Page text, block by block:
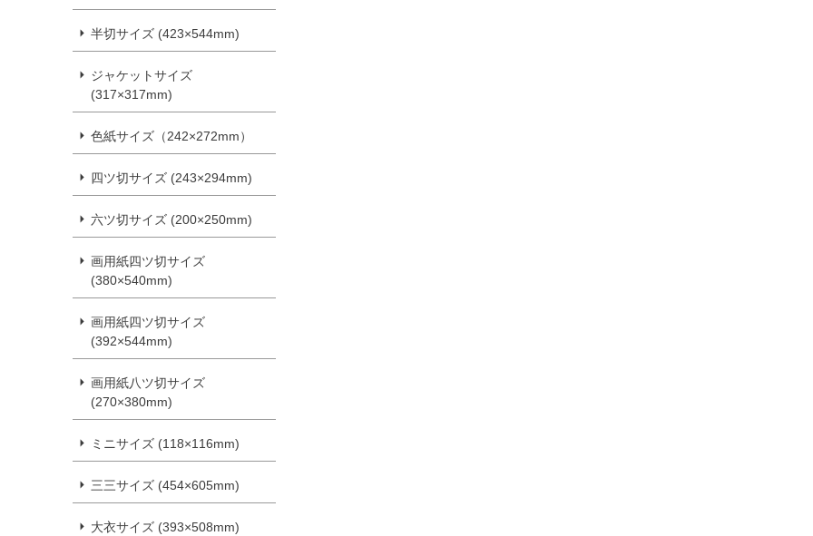
半切サイズ (423×544mm)
ジャケットサイズ
(317×317mm)
色紙サイズ（242×272mm）
四ツ切サイズ (243×294mm)
六ツ切サイズ (200×250mm)
画用紙四ツ切サイズ
(380×540mm)
画用紙四ツ切サイズ
(392×544mm)
画用紙八ツ切サイズ
(270×380mm)
ミニサイズ (118×116mm)
三三サイズ (454×605mm)
大衣サイズ (393×508mm)